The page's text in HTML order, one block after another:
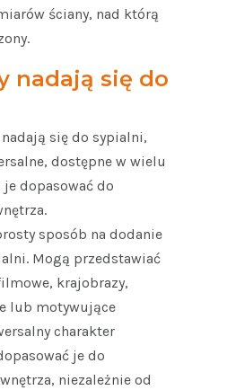
ściany, nad którą
nadają się do
się do sypialni,
dostępne w wielu
je dopasować do
sposób na dodanie
Mogą przedstawiać
krajobrazy,
lub motywujące
charakter
je do
niezależnie od